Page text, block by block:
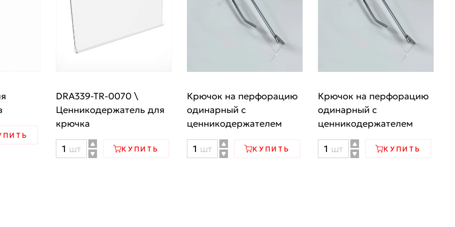
DRA339-TR-0070 \
Ценникодержатель для
крючка
Количество
шт КУПИТЬ
Крючок на перфорацию
одинарный с
ценникодержателем
Количество
шт КУПИТЬ
Крючок на перфорацию
одинарный с
ценникодержателем
Количество
шт КУПИТЬ